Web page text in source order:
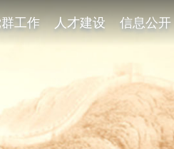
工作 人才建设 信息公开